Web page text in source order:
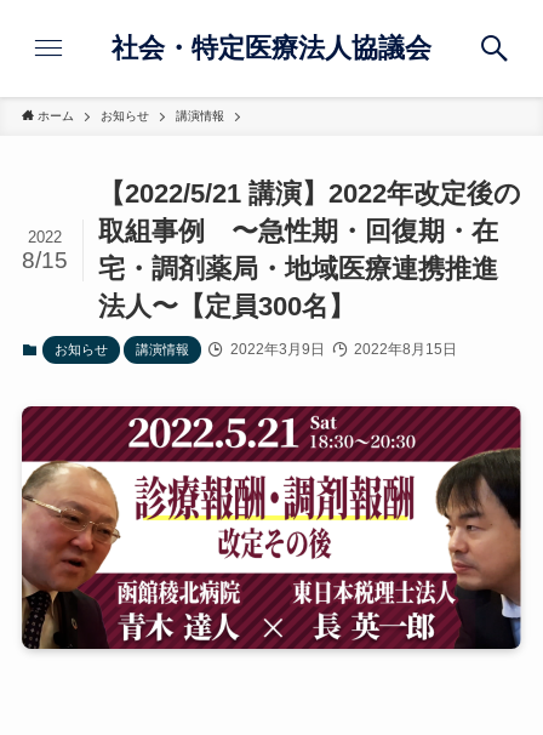
社会・特定医療法人協議会
ホーム お知らせ 講演情報
【2022/5/21 講演】2022年改定後の
取組事例 〜急性期・回復期・在
宅・調剤薬局・地域医療連携推進
法人〜【定員300名】
2022
8/15
お知らせ 講演情報 2022年3月9日 2022年8月15日